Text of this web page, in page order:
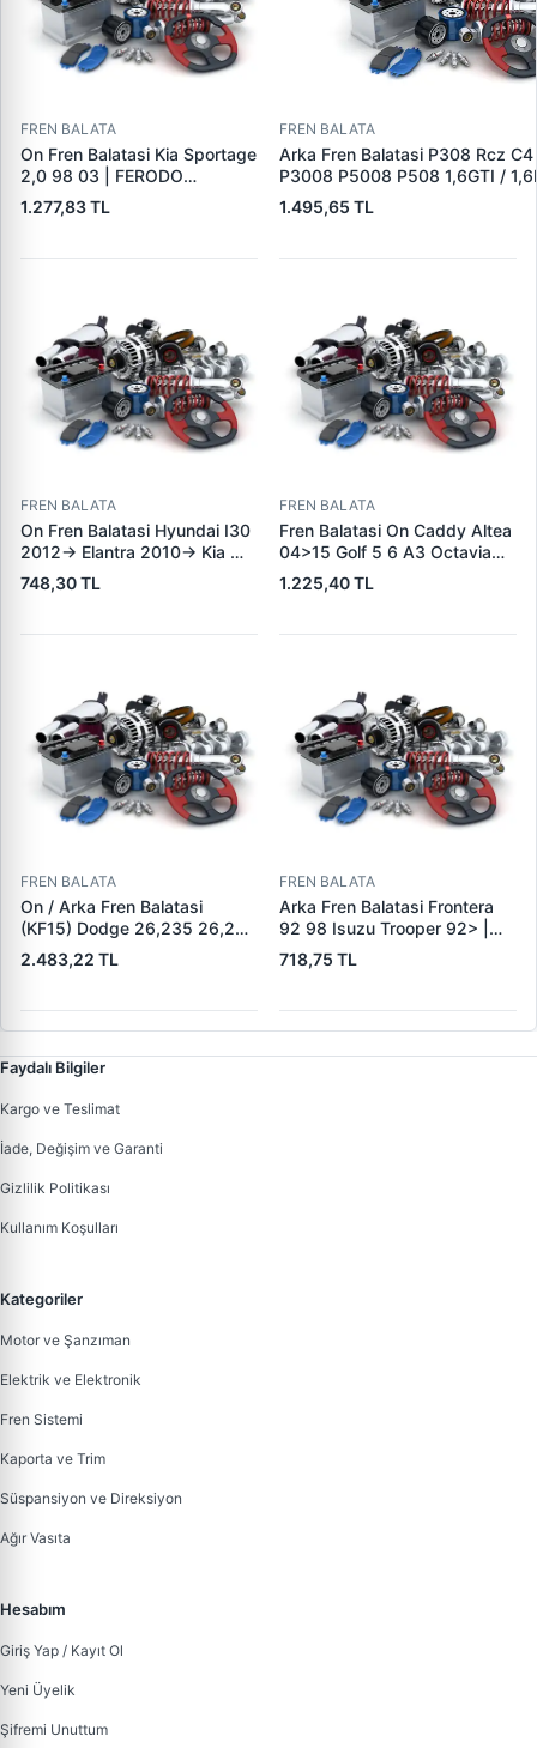
FREN BALATA
On Fren Balatasi Kia Sportage
2,0 98 03 | FERODO
FDB1536 | OEM
0K0453323Z
1.277,83 TL
FREN BALATA
Arka Fren Balatasi P308 Rcz
P3008 P5008 P508 1,6GTI /
2,0HDI 07 / 10> | TRW
1.495,65 TL
FREN BALATA
On Fren Balatasi Hyundai I30
2012-> Elantra 2010-> Kia
Ceed 2012-> | GRAP 94166 |
OEM 581012VA00
748,30 TL
FREN BALATA
Fren Balatasi On Caddy Altea
04>15 Golf 5 6 A3 Octavia
04>13 Jetta 06>11 Leon
06>13 Toledo 05>09 Yeti
ANS KD13 | OEM
1.225,40 TL
FREN BALATA
On / Arka Fren Balatasi
(KF15) Dodge 26,235 26,260
32,260 Dingil | KALE B 1278
1840 05 KF22 | OEM 19557 /
M91003501
2.483,22 TL
FREN BALATA
Arka Fren Balatasi Frontera
92 98 Isuzu Trooper 92> |
KRAFTVOLL 07160049 |
OEM 160 5851
718,75 TL
Faydalı Bilgiler
Kargo ve Teslimat
İade, Değişim ve Garanti
Gizlilik Politikası
Kullanım Koşulları
Kategoriler
Motor ve Şanzıman
Elektrik ve Elektronik
Fren Sistemi
Kaporta ve Trim
Süspansiyon ve Direksiyon
Ağır Vasıta
Hesabım
Giriş Yap / Kayıt Ol
Yeni Üyelik
Şifremi Unuttum